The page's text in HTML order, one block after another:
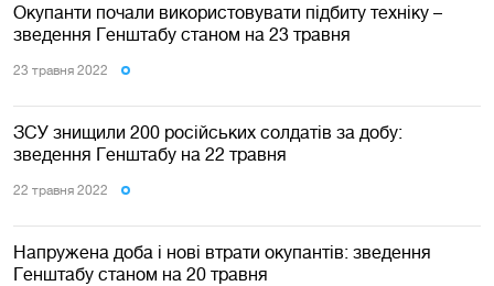
Окупанти почали використовувати підбиту техніку –
зведення Генштабу станом на 23 травня
23 травня 2022
ЗСУ знищили 200 російських солдатів за добу:
зведення Генштабу на 22 травня
22 травня 2022
Напружена доба і нові втрати окупантів: зведення
Генштабу станом на 20 травня